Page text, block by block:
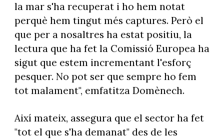
la mar s'ha recuperat i ho hem notat
perquè hem tingut més captures. Però el
que per a nosaltres ha estat positiu, la
lectura que ha fet la Comissió Europea ha
sigut que estem incrementant l'esforç
pesquer. No pot ser que sempre ho fem
tot malament", emfatitza Domènech.
Així mateix, assegura que el sector ha fet
"tot el que s'ha demanat" des de les